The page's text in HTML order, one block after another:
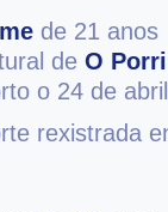
de 21 anos
de O
o 24 de
rexistrada